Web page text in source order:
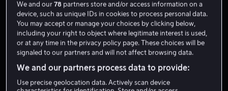
Gravity
HD
We and our78 partners store and/or access information on a
device, such as unique IDs in cookies to process personal data.
You may accept or manage your choices by clicking below,
including your right to object where legitimate interest is used,
or at any time in the privacy policy page. These choices will be
signaled to our partners and will not affect browsing data.
We and our partners process data to provide:
Use precise geolocation data. Actively scan device